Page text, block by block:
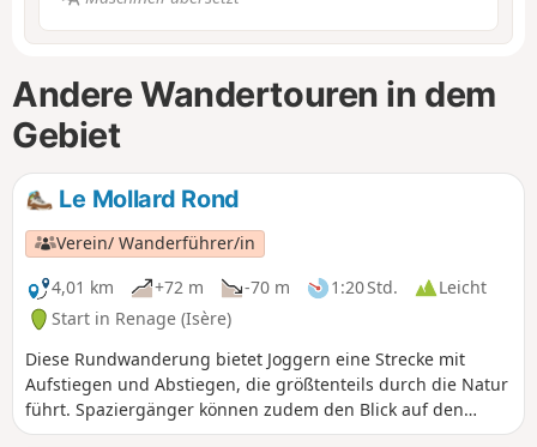
Andere Wandertouren in dem
Gebiet
Le Mollard Rond
Verein/ Wanderführer/in
4,01 km
+72 m -70 m 1:20 Std.
Leicht
Start in Renage (Isère)
Diese Rundwanderung bietet Joggern eine Strecke mit
Aufstiegen und Abstiegen, die größtenteils durch die Natur
führt. Spaziergänger können zudem den Blick auf den
Vercors und die Chartreuse genießen.